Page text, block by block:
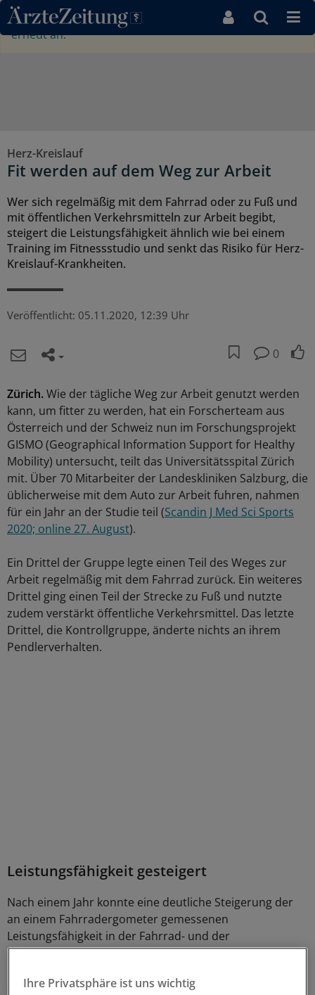
Direkt zum Inhaltsbereich ×
Ihre Sitzung ist abgelaufen,
bitte melden Sie sich
erneut an.
Herz-Kreislauf
Fit werden auf dem Weg zur Arbeit
Wer sich regelmäßig mit dem Fahrrad oder zu Fuß und
mit öffentlichen Verkehrsmitteln zur Arbeit begibt,
steigert die Leistungsfähigkeit ähnlich wie bei einem
Training im Fitnessstudio und senkt das Risiko für Herz-
Kreislauf-Krankheiten.
Veröffentlicht: 05.11.2020, 12:39 Uhr
0
Zürich.Wie der tägliche Weg zur Arbeit genutzt werden
kann, um fitter zu werden, hat ein Forscherteam aus
Österreich und der Schweiz nun im Forschungsprojekt
GISMO (Geographical Information Support for Healthy
Mobility) untersucht, teilt das Universitätsspital Zürich
mit. Über 70 Mitarbeiter der Landeskliniken Salzburg, die
üblicherweise mit dem Auto zur Arbeit fuhren, nahmen
für ein Jahr an der Studie teil (Scandin J Med Sci Sports
2020; online 27. August).
Ein Drittel der Gruppe legte einen Teil des Weges zur
Arbeit regelmäßig mit dem Fahrrad zurück. Ein weiteres
Drittel ging einen Teil der Strecke zu Fuß und nutzte
zudem verstärkt öffentliche Verkehrsmittel. Das letzte
Drittel, die Kontrollgruppe, änderte nichts an ihrem
Pendlerverhalten.
Leistungsfähigkeit gesteigert
Nach einem Jahr konnte eine deutliche Steigerung der
an einem Fahrradergometer gemessenen
Leistungsfähigkeit in der Fahrrad- und der
Fußgängergruppe nachgewiesen werden. Diese
erwartenden Leistungssteigerung durch ein Jahr
Ihre Privatsphäre ist uns wichtig